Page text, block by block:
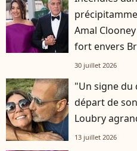
Amal
fort envers
30 juillet 2026
"Un signe du
départ de
Loubry
13 juillet 2026